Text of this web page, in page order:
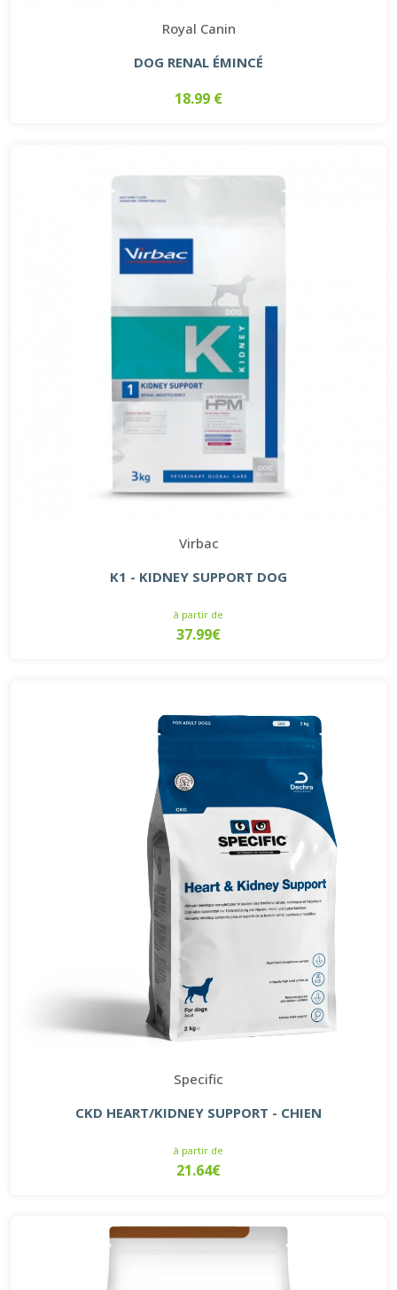
Royal Canin
DOG RENAL ÉMINCÉ
18.99 €
Virbac
K1 - KIDNEY SUPPORT DOG
à partir de
37.99€
Specific
CKD HEART/KIDNEY SUPPORT - CHIEN
à partir de
21.64€